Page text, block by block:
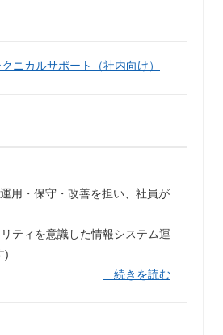
ニカルサポート（社内向け）
用・保守・改善を担い、社員が
ティを意識した情報システム運
)
…続きを読む